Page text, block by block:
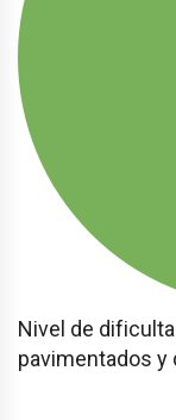
Nivel de
pavimentados y